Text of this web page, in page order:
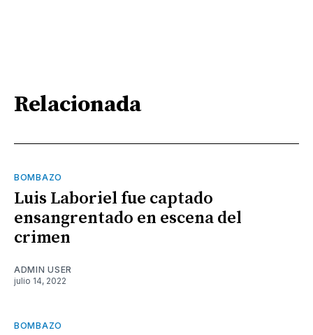
Relacionada
BOMBAZO
Luis Laboriel fue captado
ensangrentado en escena del
crimen
ADMIN USER
julio 14, 2022
BOMBAZO